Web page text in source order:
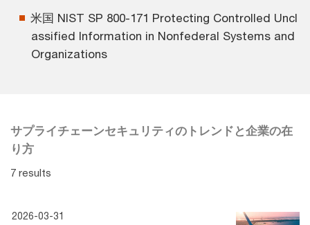
米国 NIST SP 800-171 Protecting Controlled Uncl
assified Information in Nonfederal Systems and
Organizations
サプライチェーンセキュリティのトレンドと企業の在
り方
7 results
2026-03-31